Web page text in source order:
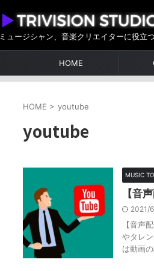
ミュージシャン、音楽クリエイターに役立
HOME
HOME > youtube
youtube
MUSIC
【音
2021/
【音声
やタレ
は動画